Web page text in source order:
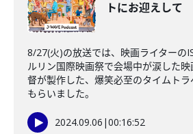
トにお迎えして
8/27(火)の放送では、映画ライターの
ルリン国際映画祭で会場中が涙した
督が製作した、爆笑必至のタイムト
もらいました。
2024.09.06 |00:16:52